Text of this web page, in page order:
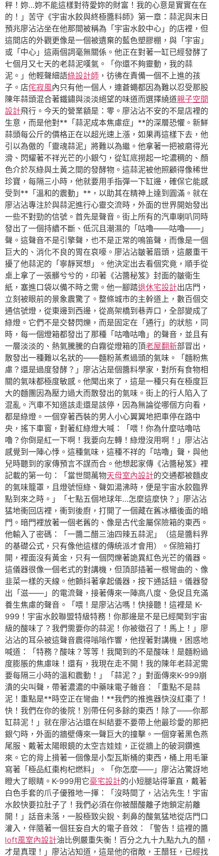
秤！妳…妳不能這樣對待愛妳的財富！我的心意是實實在在
的！」苦守《宇宙水餃與終極醬料師》第一章：蒜泥與末日
預兆廖沾沾坐在他那間被稱為「宇宙水餃中心」的店裡，但
這間店的外觀更像是一個被遺棄的藍色塑膠棚，與「宇宙」
或「中心」這兩個詞毫無關係。他正在對著一缸已經發酵了
七個月又七天的老蒜泥嘆氣。「你還不夠靈動，我的蒜
泥。」他輕聲細語綠設計師 ，彷彿在責備一個不上進的孩
子。店侘寂風內只有他一個人，連蒼蠅都因為難以忍受那股
陳年蒜頭混合著鐵鏽與淡淡絕望的味道而選擇繞道親子空間
設計飛行。今天的營業額是：零。廖沾沾不安的不是店裡的
生意，而是他對**「蒜泥成本焦慮症」**的深層恐懼。新鮮
蒜頭每公斤的價格正在以超光速上漲，如果再這樣下去，他
引以為傲的「靈魂蒜泥」將難以為繼。他拿著一把被磨得光
滑、閃耀著不祥光芒的小銀勺，從缸底撈起一坨濃稠的、顏
色介於灰綠與土黃之間的發酵物。這蒜泥被他照顧得像稀世
珍寶，每隔三小時，他就要用手指彈一下缸邊，確保它能感
受到**「溫和的震動」**，以助其在精神上達到圓滿。就在
廖沾沾專注於與蒜泥進行心靈交流時，外面的世界開始發出
一些不對勁的信號。首先是聲音。街上所有的汽車喇叭同時
發出了一個持續不斷、低沉且潮濕的「咕嚕——咕嚕——」
聲。這聲音不是引擎聲，也不是正常的鳴笛聲，而像是一個
巨大的、消化不良的胃在哀嚎。廖沾沾皺著眉頭，這嚴重干
擾了他蒜泥的「寧靜冥想」。他決定出去看個究竟，順手從
桌上拿了一張髒兮兮的，印著《沾醬秘笈》封面的皺衛生
紙，塞進口袋以備不時之需。他一腳踏退休宅設計出店門，
立刻被眼前的景象震驚了。整條城市的主幹道上，數百個交
通信號燈，從東邊到西邊，從高架橋到巷弄口，全部變成了
綠燈。它們不是交替閃爍，而是固定在「通行」的狀態，同
時，每一個燈箱都發出了那種「咕嚕咕嚕」的聲音，並且有
一層淡淡的、熱氣騰騰的白霧從燈箱的頂老屋翻新部冒出，
散發出一種難以名狀的——麵粉蒸煮過頭的氣味。「麵粉焦
慮？還是過度發酵？」廖沾沾是個醬料學家，對所有食物相
關的氣味都極度敏感。他聞出來了，這是一種只有在極度巨
大的麵團因為壓力過大而散發出的氣味。街上的行人陷入了
混亂。汽車不知道該走還是該停，因為無論從哪個方向看，
都是綠燈。一個穿著西裝的男人小心翼翼地把車停在路中
央，搖下車窗，對著紅綠燈大喊：「喂！你為什麼咕嚕咕
嚕？你倒是紅一下啊！我要向左轉！綠燈沒用啊！」廖沾沾
感覺到一陣心悸。這種氣味，這種不祥的「咕嚕」聲，與他
兒時聽到的家傳預言不謀而合。他想起家傳《沾醬秘笈》裡
記載的第一句：「當世間萬物天母室內設計的交通都被麵皮
的氣味籠罩，且燈號恒綠、聲如湯沸時，便是宇宙水餃臨界
點到來之時。」「七點五個地球年…怎麼這麼快？」廖沾沾
猛地衝回店裡，衝到後廚，打開了一個藏在舊冰櫃後面的暗
門。暗門裡放著一個老舊的、像是古代金屬保險箱的東西。
他輸入了密碼：「一醬二醋三油四辣五蒜泥」（這是醬料界
的基礎公式，只有像他這樣的傳統派才會用）。保險箱打
開，裡面沒有黃金，只有一個閃爍著詭異紅色光芒的儀器。
這儀器很像一個老式的對講機，但頂部插著一根彎曲的、像
韭菜一樣的天線。他顫抖著拿起儀器，按下通話鈕。儀器發
出「滋——」的電流聲，接著傳來一陣高八度、急促且充滿
養生焦慮的聲音。「喂！是廖沾沾嗎！快接聽！這裡是 K-
999！宇宙水餃聯盟特級特務！你那邊是不是已經聞到宇宙
級的酸味了？我們需要你的蒜泥！你被徵召了！馬上！」廖
沾沾的耳朵被這聲音震得嗡嗡作響，他捏著對講機，困惑地
喊道：「特務？酸味？等等！我聞到的不是酸味！是麵粉過
度膨脹的焦慮味！還有，我現在走不開！我的陳年老蒜泥需
要每隔三小時的溫和震動！」「蒜泥？」對面傳來K-999崩
潰的尖叫聲，帶著濃濃的中藥味電子雜音：「重點不是蒜
泥！重點是**時空正在彎曲！**我們的推進器快沒紅棗了！
快！我們在你的後院！別帶任何多餘的東西！除了——你那
缸蒜泥！」就在廖沾沾還在糾結要不要帶上他最珍愛的那把
銀勺時，外面的牆壁傳來一聲巨大的撞擊。一個穿著黑色燕
尾服、戴著太陽眼鏡的太空吉娃娃，正從牆上的破洞鑽進
來。它的背上揹著一個像是小型瓦斯桶的東西，桶上用毛筆
寫著「極品紅棗枸杞燃料」。「你怎麼——」廖沾沾驚訝地
瞪大了眼睛。K-999用它豪宅設計的小短腿站得筆直，戴著
白色手套的爪子優雅地一揮：「沒時間了，沾沾先生！宇宙
水餃快要拉肚子了！我們必須在你被醋酸離子炮鎖定前離
開！」話音未落，一股極致尖銳、刺鼻的酸氣猛地從店門口
灌入，伴隨著一個狂妄自大的電子音效：「警告！這裡的醬
loft風室內設計油比例嚴重失衡！百分之九十九點九九的醋，
才是真理！」廖沾沾知道，這是他的宿敵，王醋狂，已經找